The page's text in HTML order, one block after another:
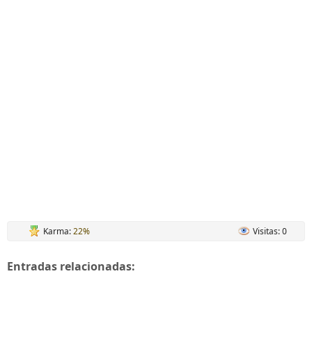
Karma:22% Visitas: 0
Entradas relacionadas: